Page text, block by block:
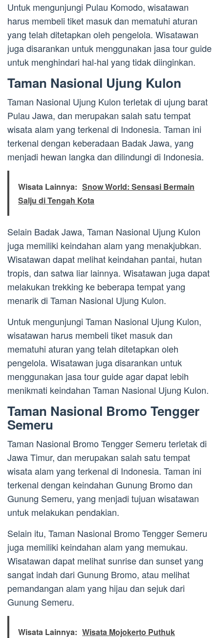
Untuk mengunjungi Pulau Komodo, wisatawan
harus membeli tiket masuk dan mematuhi aturan
yang telah ditetapkan oleh pengelola. Wisatawan
juga disarankan untuk menggunakan jasa tour guide
untuk menghindari hal-hal yang tidak diinginkan.
Taman Nasional Ujung Kulon
Taman Nasional Ujung Kulon terletak di ujung barat
Pulau Jawa, dan merupakan salah satu tempat
wisata alam yang terkenal di Indonesia. Taman ini
terkenal dengan keberadaan Badak Jawa, yang
menjadi hewan langka dan dilindungi di Indonesia.
Wisata Lainnya: Snow World: Sensasi Bermain
Salju di Tengah Kota
Selain Badak Jawa, Taman Nasional Ujung Kulon
juga memiliki keindahan alam yang menakjubkan.
Wisatawan dapat melihat keindahan pantai, hutan
tropis, dan satwa liar lainnya. Wisatawan juga dapat
melakukan trekking ke beberapa tempat yang
menarik di Taman Nasional Ujung Kulon.
Untuk mengunjungi Taman Nasional Ujung Kulon,
wisatawan harus membeli tiket masuk dan
mematuhi aturan yang telah ditetapkan oleh
pengelola. Wisatawan juga disarankan untuk
menggunakan jasa tour guide agar dapat lebih
menikmati keindahan Taman Nasional Ujung Kulon.
Taman Nasional Bromo Tengger
Semeru
Taman Nasional Bromo Tengger Semeru terletak di
Jawa Timur, dan merupakan salah satu tempat
wisata alam yang terkenal di Indonesia. Taman ini
terkenal dengan keindahan Gunung Bromo dan
Gunung Semeru, yang menjadi tujuan wisatawan
untuk melakukan pendakian.
Selain itu, Taman Nasional Bromo Tengger Semeru
juga memiliki keindahan alam yang memukau.
Wisatawan dapat melihat sunrise dan sunset yang
sangat indah dari Gunung Bromo, atau melihat
pemandangan alam yang hijau dan sejuk dari
Gunung Semeru.
Wisata Lainnya: Wisata Mojokerto Puthuk